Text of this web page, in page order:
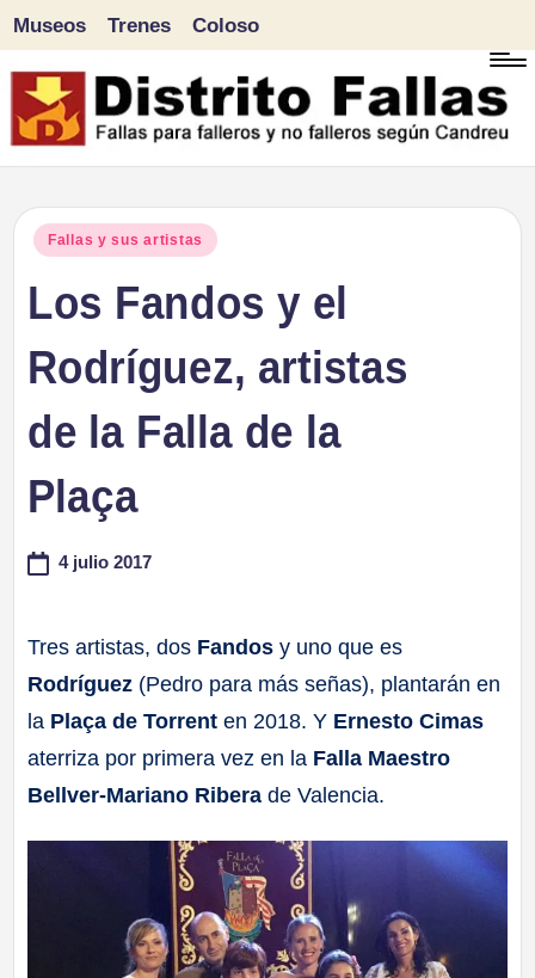
Saltar
al
Museos Trenes Coloso
Publicado
Fallas y sus artistas
Los Fandos y el
Rodríguez, artistas
de la Falla de la
Plaça
4 julio 2017
Tres artistas, dos Fandos y uno que es
Rodríguez (Pedro para más señas), plantarán en
la Plaça de Torrent en 2018. Y Ernesto Cimas
aterriza por primera vez en la Falla Maestro
Bellver-Mariano Ribera de Valencia.